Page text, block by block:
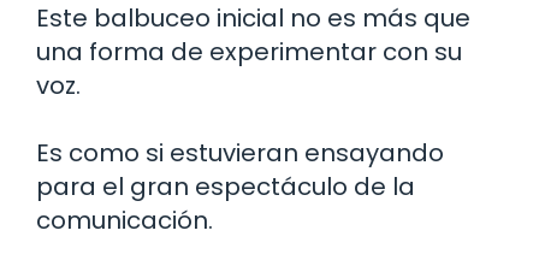
Este balbuceo inicial no es más que
una forma de experimentar con su
voz.
Es como si estuvieran ensayando
para el gran espectáculo de la
comunicación.